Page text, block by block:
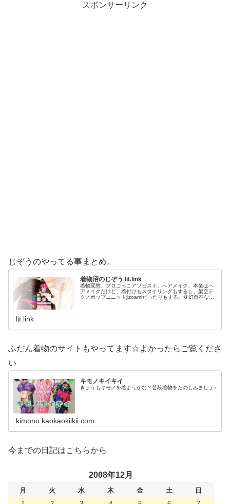
スポンサーリンク
じぞうのやってる事まとめ。
着物沼のじぞう lit.link
着物変態、プロごっこアソビスト、ヘアメイク、本業はヘ
アメイクだけど、着付けもスタイリングもするし、架空テ
クノポップユニットjizoamiだったりもする。変幻自在なた
lit.link
ふだん着物のサイトもやってます☆よかったらご覧くださ
い
キモノキイキイ
きょうもキモノを着ようかな？普段着物をたのしみましょ♪
kimono.kaokaokiikii.com
今までの日記はこちらから
2008年12月
月 火 水 木 金 土
日